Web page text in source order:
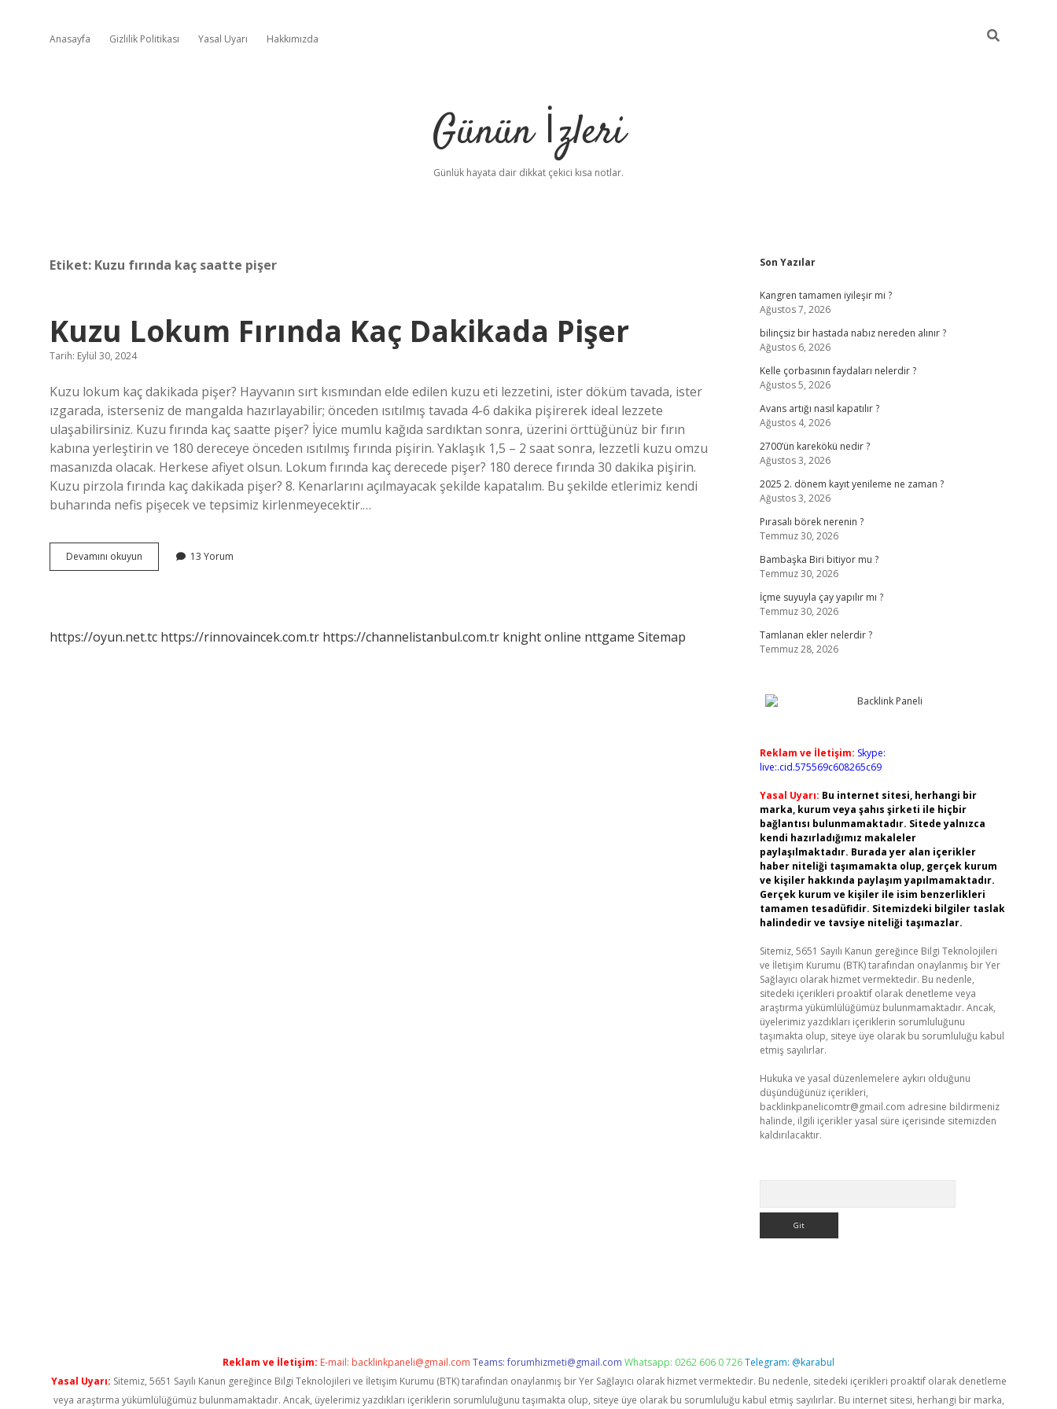
Anasayfa Gizlilik Politikası Yasal Uyarı Hakkımızda
Günün İzleri
Günlük hayata dair dikkat çekici kısa notlar.
Etiket: Kuzu fırında kaç saatte pişer
Kuzu Lokum Fırında Kaç Dakikada Pişer
Tarih: Eylül 30, 2024
Kuzu lokum kaç dakikada pişer? Hayvanın sırt kısmından elde edilen kuzu eti lezzetini, ister döküm tavada, ister
ızgarada, isterseniz de mangalda hazırlayabilir; önceden ısıtılmış tavada 4-6 dakika pişirerek ideal lezzete
ulaşabilirsiniz. Kuzu fırında kaç saatte pişer? İyice mumlu kağıda sardıktan sonra, üzerini örttüğünüz bir fırın
kabına yerleştirin ve 180 dereceye önceden ısıtılmış fırında pişirin. Yaklaşık 1,5 – 2 saat sonra, lezzetli kuzu omzu
masanızda olacak. Herkese afiyet olsun. Lokum fırında kaç derecede pişer? 180 derece fırında 30 dakika pişirin.
Kuzu pirzola fırında kaç dakikada pişer? 8. Kenarlarını açılmayacak şekilde kapatalım. Bu şekilde etlerimiz kendi
buharında nefis pişecek ve tepsimiz kirlenmeyecektir.…
Devamını okuyun
Lokum
13 Yorum
https://oyun.net.tc https://rinnovaincek.com.tr https://channelistanbul.com.tr knight online nttgame Sitemap
Sidebar
Son Yazılar
Kangren tamamen iyileşir mi ?
Ağustos 7, 2026
bilinçsiz bir hastada nabız nereden alınır ?
Ağustos 6, 2026
Kelle çorbasının faydaları nelerdir ?
Ağustos 5, 2026
Avans artığı nasıl kapatılır ?
Ağustos 4, 2026
2700’ün karekökü nedir ?
Ağustos 3, 2026
2025 2. dönem kayıt yenileme ne zaman ?
Ağustos 3, 2026
Pırasalı börek nerenin ?
Temmuz 30, 2026
Bambaşka Biri bitiyor mu ?
Temmuz 30, 2026
İçme suyuyla çay yapılır mı ?
Temmuz 30, 2026
Tamlanan ekler nelerdir ?
Temmuz 28, 2026
Reklam ve İletişim: Skype:
live:.cid.575569c608265c69
Yasal Uyarı: Bu internet sitesi, herhangi bir
marka, kurum veya şahıs şirketi ile hiçbir
bağlantısı bulunmamaktadır. Sitede yalnızca
kendi hazırladığımız makaleler
paylaşılmaktadır. Burada yer alan içerikler
haber niteliği taşımamakta olup, gerçek kurum
ve kişiler hakkında paylaşım yapılmamaktadır.
Gerçek kurum ve kişiler ile isim benzerlikleri
tamamen tesadüfidir. Sitemizdeki bilgiler taslak
halindedir ve tavsiye niteliği taşımazlar.
Sitemiz, 5651 Sayılı Kanun gereğince Bilgi Teknolojileri
ve İletişim Kurumu (BTK) tarafından onaylanmış bir Yer
Sağlayıcı olarak hizmet vermektedir. Bu nedenle,
sitedeki içerikleri proaktif olarak denetleme veya
araştırma yükümlülüğümüz bulunmamaktadır. Ancak,
üyelerimiz yazdıkları içeriklerin sorumluluğunu
taşımakta olup, siteye üye olarak bu sorumluluğu kabul
etmiş sayılırlar.
Hukuka ve yasal düzenlemelere aykırı olduğunu
düşündüğünüz içerikleri,
backlinkpanelicomtr@gmail.com adresine bildirmeniz
halinde, ilgili içerikler yasal süre içerisinde sitemizden
kaldırılacaktır.
vdcasino güncel giriş
Reklam ve İletişim: E-mail: backlinkpaneli@gmail.com Teams:forumhizmeti@gmail.com Whatsapp: 0262 606 0 726Telegram: @karabul
Yasal Uyarı: Sitemiz, 5651 Sayılı Kanun gereğince Bilgi Teknolojileri ve İletişim Kurumu (BTK) tarafından onaylanmış bir Yer Sağlayıcı olarak hizmet vermektedir. Bu nedenle, sitedeki içerikleri proaktif olarak denetleme
veya araştırma yükümlülüğümüz bulunmamaktadır. Ancak, üyelerimiz yazdıkları içeriklerin sorumluluğunu taşımakta olup, siteye üye olarak bu sorumluluğu kabul etmiş sayılırlar. Bu internet sitesi, herhangi bir marka,